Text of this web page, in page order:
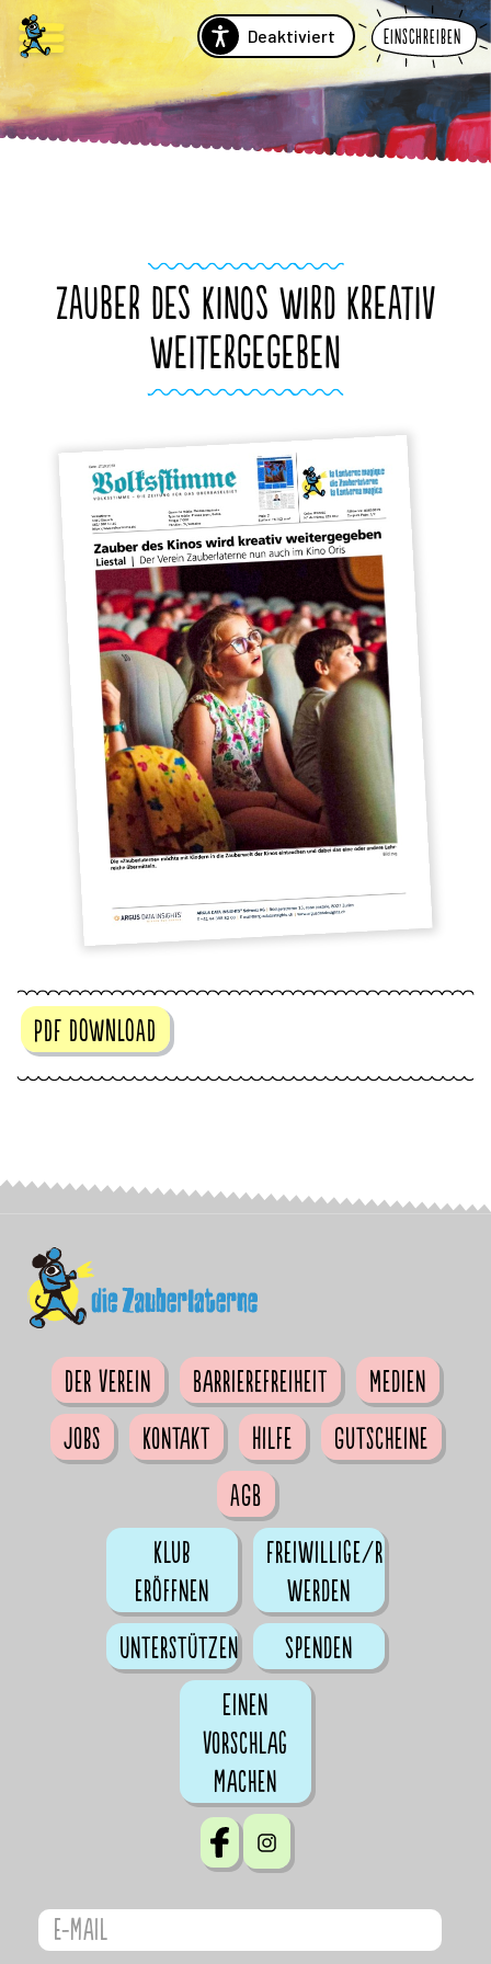
Deaktiviert Einschreiben
ZAUBER DES KINOS WIRD KREATIV
WEITERGEGEBEN
PDF DOWNLOAD
Der Verein Barrierefreiheit
Medien
Jobs
Kontakt Hilfe
Gutscheine
AGB
Klub
eröffnen
Freiwillige/r
werden
Unterstützen
Spenden
Einen
Vorschlag
machen